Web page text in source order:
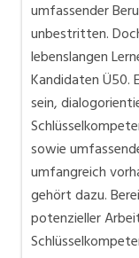
umfassender
unbestritten.
lebenslangen
Kandidaten Ü50.
sein,
sowie
umfangreich
gehört dazu.
potenzieller